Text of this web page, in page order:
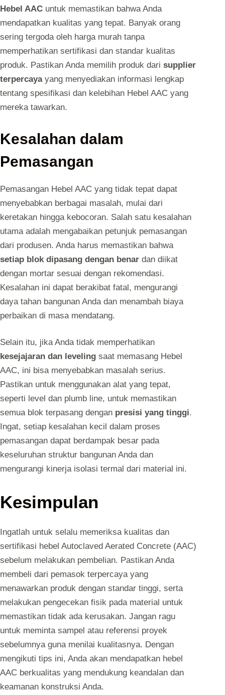
Hebel AAC untuk memastikan bahwa Anda
mendapatkan kualitas yang tepat. Banyak orang
sering tergoda oleh harga murah tanpa
memperhatikan sertifikasi dan standar kualitas
produk. Pastikan Anda memilih produk dari supplier
terpercayayang menyediakan informasi lengkap
tentang spesifikasi dan kelebihan Hebel AAC yang
mereka tawarkan.
Kesalahan dalam
Pemasangan
Pemasangan Hebel AAC yang tidak tepat dapat
menyebabkan berbagai masalah, mulai dari
keretakan hingga kebocoran. Salah satu kesalahan
utama adalah mengabaikan petunjuk pemasangan
dari produsen. Anda harus memastikan bahwa
setiap blok dipasang dengan benar dan diikat
dengan mortar sesuai dengan rekomendasi.
Kesalahan ini dapat berakibat fatal, mengurangi
daya tahan bangunan Anda dan menambah biaya
perbaikan di masa mendatang.
Selain itu, jika Anda tidak memperhatikan
kesejajaran dan leveling saat memasang Hebel
AAC, ini bisa menyebabkan masalah serius.
Pastikan untuk menggunakan alat yang tepat,
seperti level dan plumb line, untuk memastikan
semua blok terpasang dengan presisi yang tinggi.
Ingat, setiap kesalahan kecil dalam proses
pemasangan dapat berdampak besar pada
keseluruhan struktur bangunan Anda dan
mengurangi kinerja isolasi termal dari material ini.
Kesimpulan
Ingatlah untuk selalu memeriksa kualitas dan
sertifikasi hebel Autoclaved Aerated Concrete (AAC)
sebelum melakukan pembelian. Pastikan Anda
membeli dari pemasok terpercaya yang
menawarkan produk dengan standar tinggi, serta
melakukan pengecekan fisik pada material untuk
memastikan tidak ada kerusakan. Jangan ragu
untuk meminta sampel atau referensi proyek
sebelumnya guna menilai kualitasnya. Dengan
mengikuti tips ini, Anda akan mendapatkan hebel
AAC berkualitas yang mendukung keandalan dan
keamanan konstruksi Anda.